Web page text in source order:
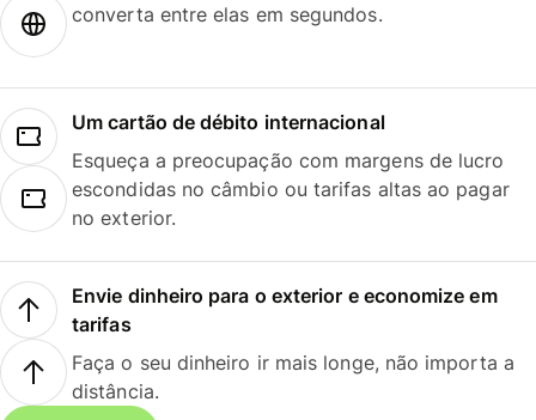
converta entre elas em segundos.
Um cartão de débito internacional
Esqueça a preocupação com margens de lucro
escondidas no câmbio ou tarifas altas ao pagar
no exterior.
Envie dinheiro para o exterior e economize em
tarifas
Faça o seu dinheiro ir mais longe, não importa a
distância.